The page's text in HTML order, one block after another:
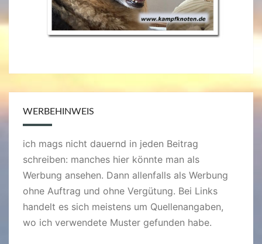
WERBEHINWEIS
ich mags nicht dauernd in jeden Beitrag
schreiben: manches hier könnte man als
Werbung ansehen. Dann allenfalls als Werbung
ohne Auftrag und ohne Vergütung. Bei Links
handelt es sich meistens um Quellenangaben,
wo ich verwendete Muster gefunden habe.